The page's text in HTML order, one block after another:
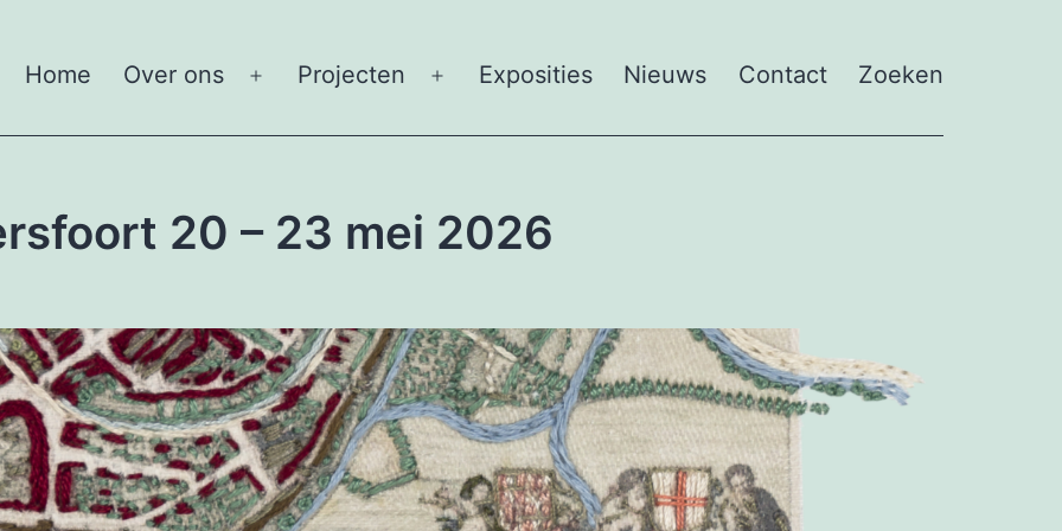
Home Over ons
Open
Projecten
Open
Exposities Nieuws Contact Zoeken
20 – 23 mei 2026